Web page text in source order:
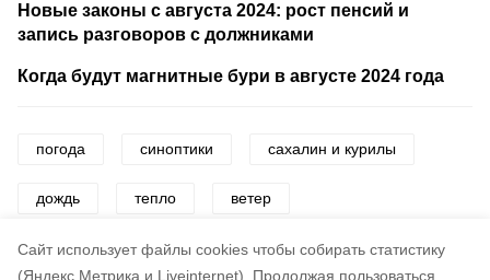
Cайт использует файлы cookies чтобы собирать статистику
(Яндекс.Метрика и Liveinternet).
Продолжая пользоваться
Новые законы с августа 2024: рост пенсий и
запись разговоров с должниками
Когда будут магнитные бури в августе 2024 года
погода синоптики сахалин и курилы
дождь тепло ветер
прогноз погоды